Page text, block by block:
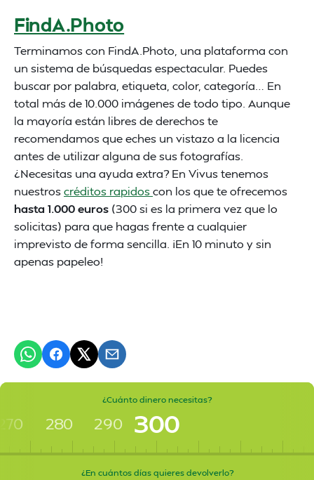
FindA.Photo
Terminamos con FindA.Photo, una plataforma con
un sistema de búsquedas espectacular. Puedes
buscar por palabra, etiqueta, color, categoría… En
total más de 10.000 imágenes de todo tipo. Aunque
la mayoría están libres de derechos te
recomendamos que eches un vistazo a la licencia
antes de utilizar alguna de sus fotografías.
¿Necesitas una ayuda extra? En Vivus tenemos
nuestroscréditos rapidoscon los que te ofrecemos
hasta 1.000 euros (300 si es la primera vez que lo
solicitas) para que hagas frente a cualquier
imprevisto de forma sencilla. ¡En 10 minuto y sin
apenas papeleo!
¿Cuánto dinero necesitas?
280 290 300
¿En cuántos días quieres devolverlo?